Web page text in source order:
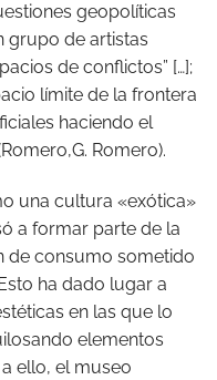
geopolíticas
grupo de artistas
de conflictos” […];
límite de la frontera
haciendo el
Romero).
una cultura «exótica»
a formar parte de la
de consumo sometido
ha dado lugar a
en las que lo
elementos
ello, el museo